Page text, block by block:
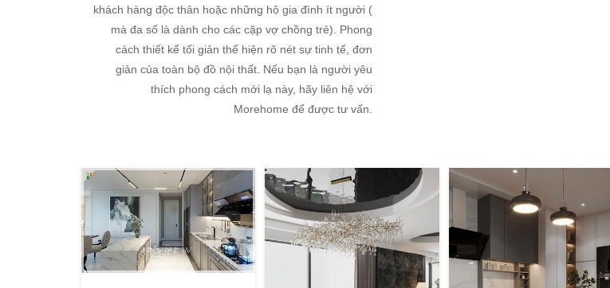
khách hàng độc thân hoặc những hộ gia đình ít người (
mà đa số là dành cho các cặp vợ chồng trẻ). Phong
cách thiết kế tối giản thể hiện rõ nét sự tinh tế, đơn
giản của toàn bộ đồ nội thất. Nếu bạn là người yêu
thích phong cách mới lạ này, hãy liên hệ với
Morehome để được tư vấn.